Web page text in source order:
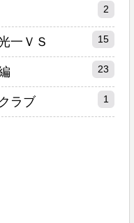
2
一ＶＳ 15
23
ラブ 1